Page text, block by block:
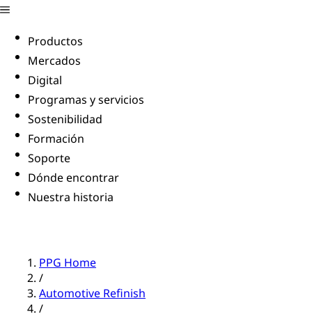
Productos
Mercados
Digital
Programas y servicios
Sostenibilidad
Formación
Soporte
Dónde encontrar
Nuestra historia
PPG Home
/
Automotive Refinish
/